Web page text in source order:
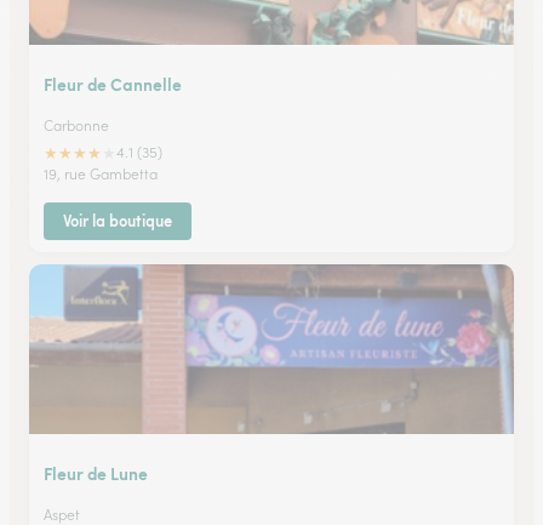
Fleur de Cannelle
Carbonne
★★★★
4.1 (35)
19, rue Gambetta
Voir la boutique
Fleur de Lune
Aspet